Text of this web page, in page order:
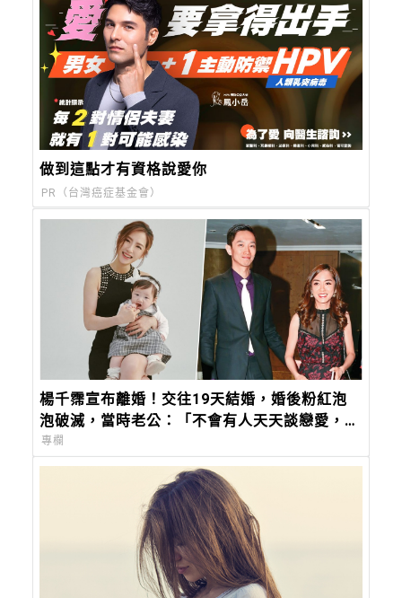
做到這點才有資格說愛你
PR（台灣癌症基金會）
楊千霈宣布離婚！交往19天結婚，婚後粉紅泡
泡破滅，當時老公：「不會有人天天談戀愛，那
只是偶像劇，我們要學會過生活。」
專欄